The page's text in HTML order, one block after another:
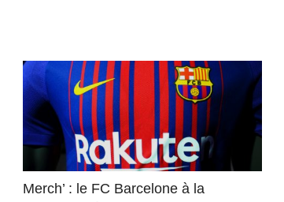
Merch’ : le FC Barcelone à la